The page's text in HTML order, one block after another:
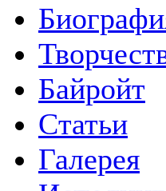
Байройт
Статьи
Галерея